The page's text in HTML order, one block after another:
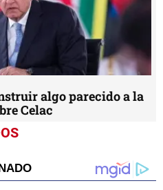
algo parecido a la
Celac